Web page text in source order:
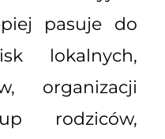
pasuje do
lokalnych,
organizacji
rodziców,